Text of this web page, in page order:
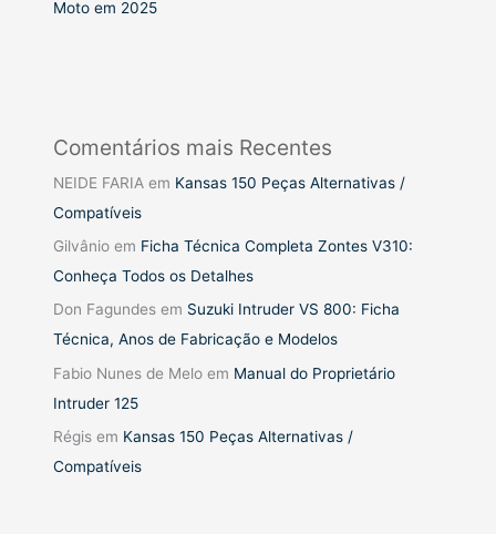
Moto em 2025
Comentários mais Recentes
NEIDE FARIA em Kansas 150 Peças Alternativas /
Compatíveis
Gilvânio em Ficha Técnica Completa Zontes V310:
Conheça Todos os Detalhes
Don Fagundes em Suzuki Intruder VS 800: Ficha
Técnica, Anos de Fabricação e Modelos
Fabio Nunes de Melo em Manual do Proprietário
Intruder 125
Régis em Kansas 150 Peças Alternativas /
Compatíveis